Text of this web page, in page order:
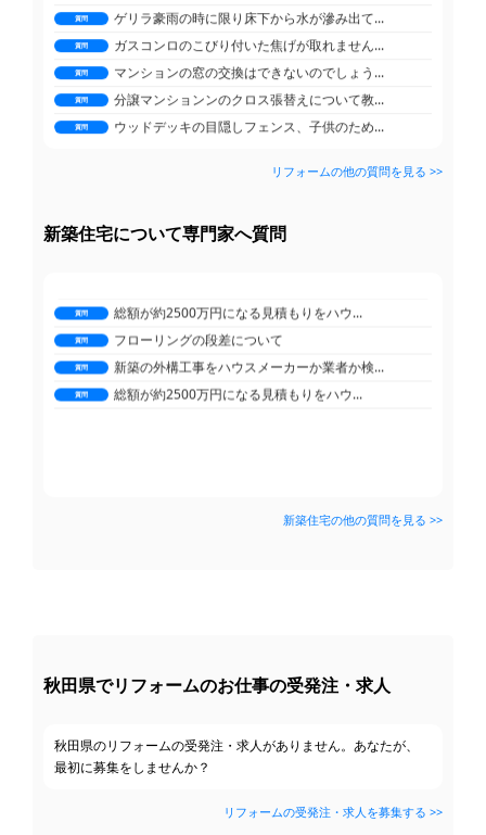
質問 ゲリラ豪雨の時に限り床下から水が滲み出て...
質問 ガスコンロのこびり付いた焦げが取れません...
質問 マンションの窓の交換はできないのでしょう...
質問 分譲マンションンのクロス張替えについて教...
質問 ウッドデッキの目隠しフェンス、子供のため...
駐車場のコンクリートにカーポート屋根を後...
質問 古くなったブロック塀を、そのまま活かして...
質問 ガスコンロのこびり付いた焦げが取れません...
質問 マンションの窓の交換はできないのでしょう...
質問 分譲マンションンのクロス張替えについて教...
質問 ウッドデッキの目隠しフェンス、子供のため...
リフォームの他の質問を見る >>
新築住宅について専門家へ質問
フローリングの段差について
質問 総額が約2500万円になる見積もりをハウ...
質問 総額が約2500万円になる見積もりをハウ...
質問 フローリングの段差について
質問 新築の外構工事をハウスメーカーか業者か検...
質問 総額が約2500万円になる見積もりをハウ...
新築住宅の他の質問を見る >>
秋田県でリフォームのお仕事の受発注・求人
秋田県のリフォームの受発注・求人がありません。あなたが、
最初に募集をしませんか？
リフォームの受発注・求人を募集する >>